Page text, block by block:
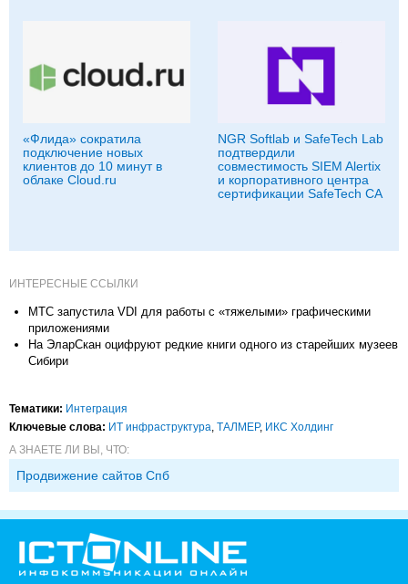
«Флида» сократила
подключение новых
клиентов до 10 минут в
облаке Cloud.ru
NGR Softlab и SafeTech Lab
подтвердили
совместимость SIEM Alertix
и корпоративного центра
сертификации SafeTech CA
ИНТЕРЕСНЫЕ ССЫЛКИ
МТС запустила VDI для работы с «тяжелыми» графическими
приложениями
На ЭларСкан оцифруют редкие книги одного из старейших музеев
Сибири
Тематики: Интеграция
Ключевые слова: ИТ инфраструктура ТАЛМЕР, ИКС Холдинг
А ЗНАЕТЕ ЛИ ВЫ, ЧТО:
Продвижение сайтов Спб